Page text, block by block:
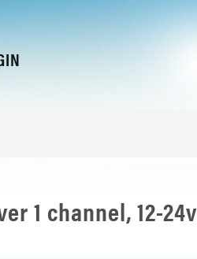
1 channel, 12-